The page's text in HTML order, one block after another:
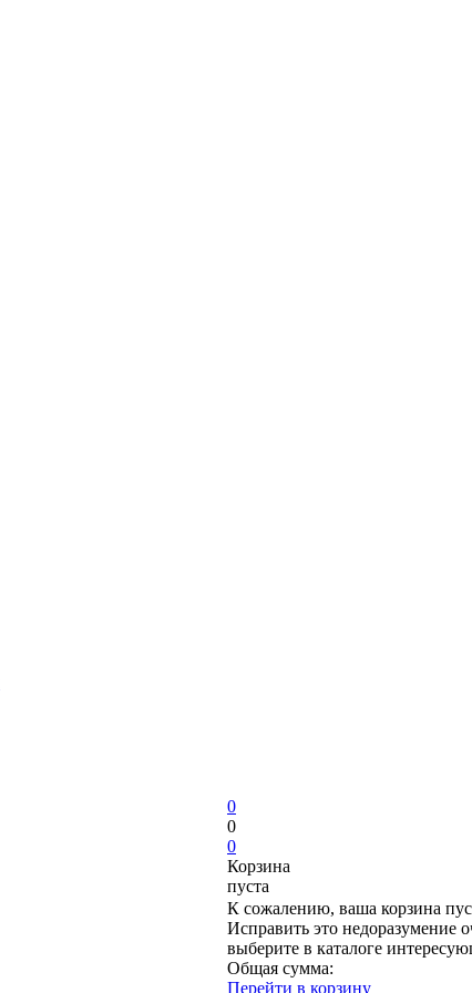
0
0
0
Корзина
пуста
К сожалению, ваша корзина
Исправить это недоразумение
выберите в каталоге
Общая сумма:
Перейти в корзину